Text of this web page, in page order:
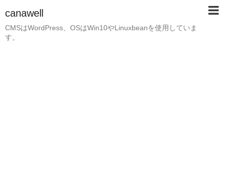
canawell
CMSはWordPress、OSはWin10やLinuxbeanを使用していま
す。